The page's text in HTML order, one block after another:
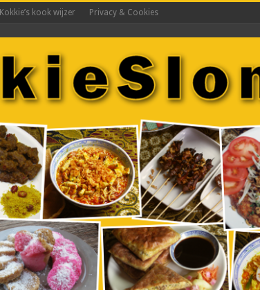
Kokkie’s kook wijzer Privacy & Cookies